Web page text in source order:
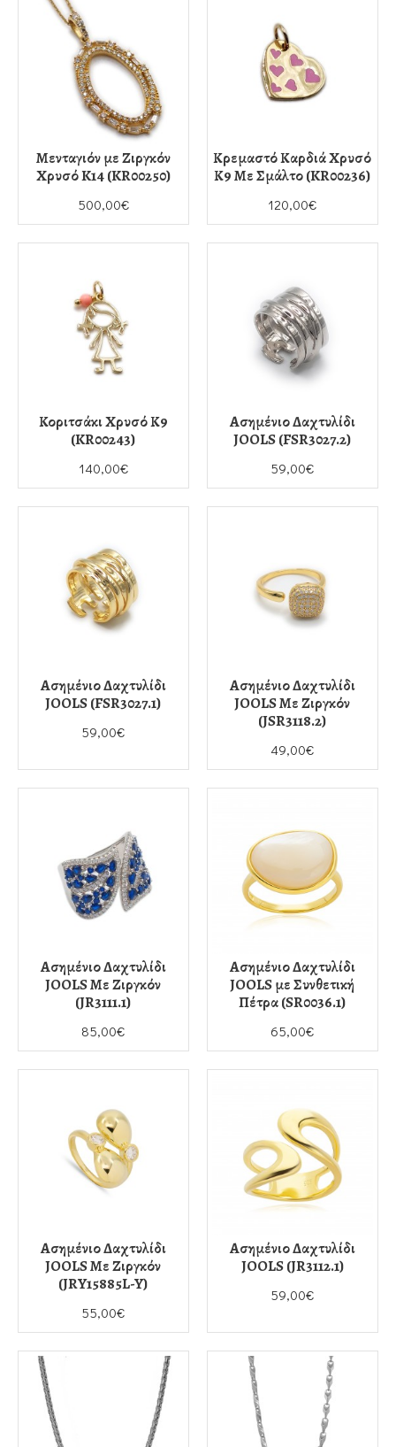
Μενταγιόν με Ζιργκόν
Χρυσό K14 (KR00250)
500,00€
Κρεμαστό Καρδιά Χρυσό
Κ9 Με Σμάλτο (KR00236)
120,00€
Κοριτσάκι Χρυσό Κ9
(KR00243)
140,00€
Ασημένιο Δαχτυλίδι
JOOLS (FSR3027.2)
59,00€
Ασημένιο Δαχτυλίδι
JOOLS (FSR3027.1)
59,00€
Ασημένιο Δαχτυλίδι
JOOLS Με Ζιργκόν
(JSR3118.2)
49,00€
Ασημένιο Δαχτυλίδι
JOOLS Με Ζιργκόν
(JR3111.1)
85,00€
Ασημένιο Δαχτυλίδι
JOOLS με Συνθετική
Πέτρα (SR0036.1)
65,00€
Ασημένιο Δαχτυλίδι
JOOLS Με Ζιργκόν
(JRY15885L-Y)
55,00€
Ασημένιο Δαχτυλίδι
JOOLS (JR3112.1)
59,00€